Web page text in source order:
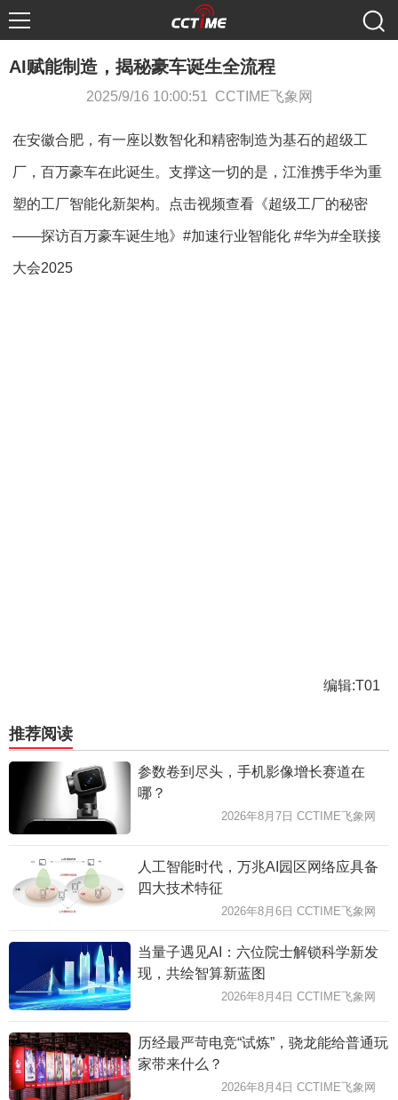
AI赋能制造，揭秘豪车诞生全流程
2025/9/16 10:00:51 CCTIME飞象网
在安徽合肥，有一座以数智化和精密制造为基石的超级工
厂，百万豪车在此诞生。支撑这一切的是，江淮携手华为重
塑的工厂智能化新架构。点击视频查看《超级工厂的秘密
——探访百万豪车诞生地》#加速行业智能化 #华为#全联接
大会2025
编辑:T01
推荐阅读
参数卷到尽头，手机影像增长赛道在
哪？
2026年8月7日 CCTIME飞象网
人工智能时代，万兆AI园区网络应具备
四大技术特征
2026年8月6日 CCTIME飞象网
当量子遇见AI：六位院士解锁科学新发
现，共绘智算新蓝图
2026年8月4日 CCTIME飞象网
历经最严苛电竞“试炼”，骁龙能给普通玩
家带来什么？
2026年8月4日 CCTIME飞象网